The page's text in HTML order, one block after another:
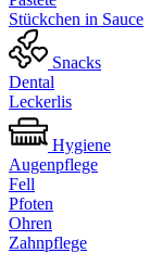
Stückchen in Sauce
Snacks
Dental
Leckerlis
Hygiene
Augenpflege
Fell
Pfoten
Ohren
Zahnpflege